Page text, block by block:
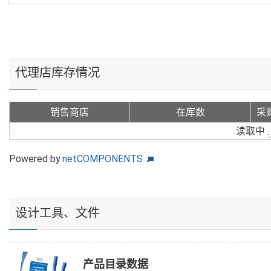
代理店库存情况
销售商店 在库数
采
读取中
Powered bynetCOMPONENTS
设计工具、文件
产品目录数据